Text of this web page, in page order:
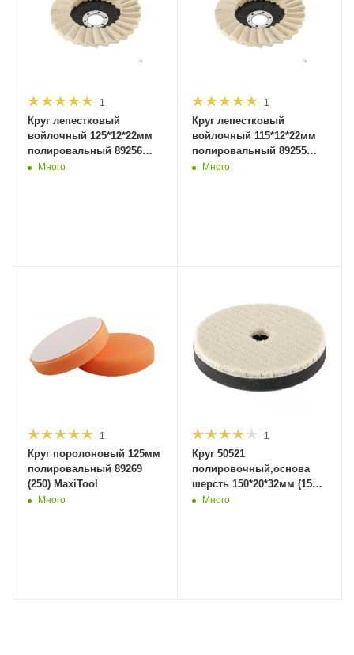
1
Круг лепестковый
войлочный 125*12*22мм
полировальный 89256
(200) MaxiTool
Много
1
Круг лепестковый
войлочный 115*12*22мм
полировальный 89255
(200) MaxiTool
Много
1
Круг поролоновый 125мм
полировальный 89269
(250) MaxiTool
Много
1
Круг 50521
полировочный,основа
шерсть 150*20*32мм (150)
Дер Мастер.
Много